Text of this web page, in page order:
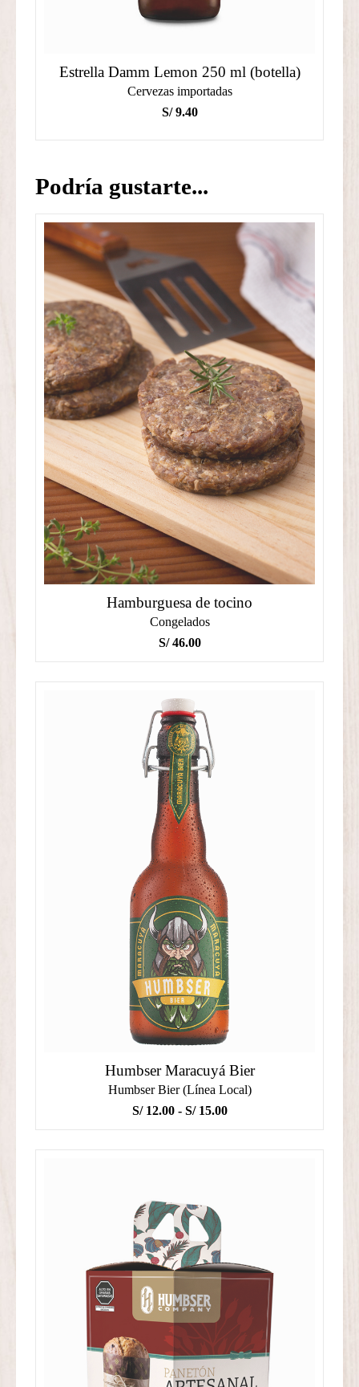
Estrella Damm Lemon 250 ml (botella)
Cervezas importadas
S/9.40
Podría gustarte...
Hamburguesa de tocino
Congelados
S/46.00
Humbser Maracuyá Bier
Humbser Bier (Línea Local)
S/12.00 - S/15.00Rango